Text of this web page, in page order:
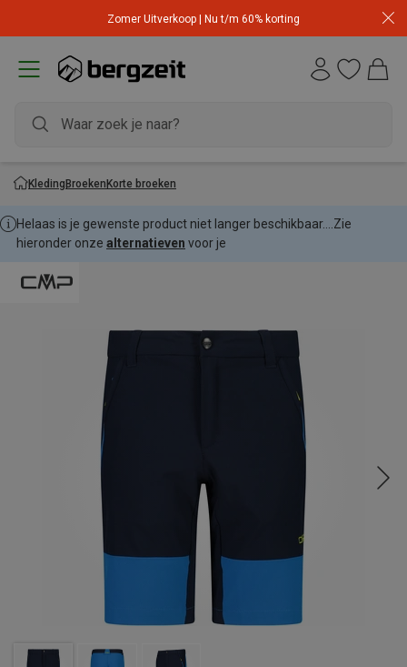
Zomer Uitverkoop | Nu t/m 60% korting
KledingBroekenKorte broeken
Helaas is je gewenste product niet langer beschikbaar.... Zie
hieronder onze alternatieven voor je